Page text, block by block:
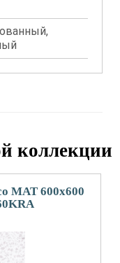
коллекции
MAT 600х600